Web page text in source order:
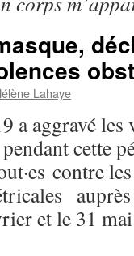
Lahaye
a aggravé
cette
contre
et le 31